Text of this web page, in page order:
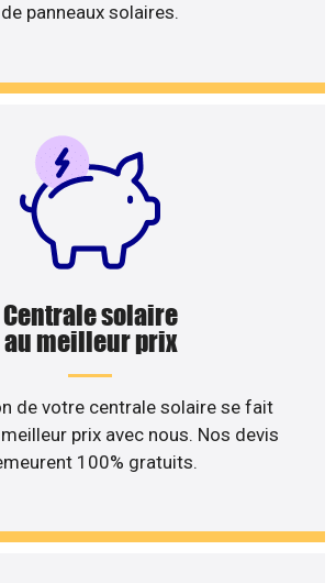
de panneaux solaires.
Centrale solaire
au meilleur prix
de votre centrale solaire se fait
prix avec nous. Nos devis
100% gratuits.